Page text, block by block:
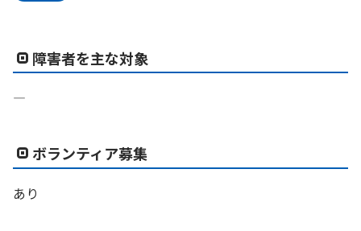
障害者を主な対象
―
ボランティア募集
あり